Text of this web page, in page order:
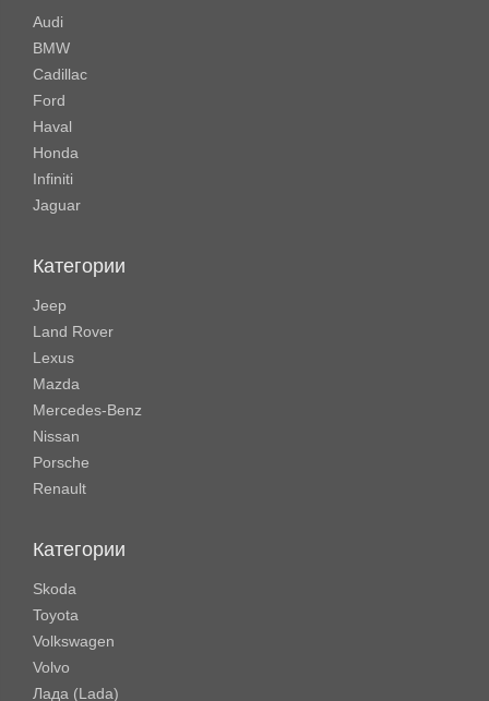
Audi
BMW
Cadillac
Ford
Haval
Honda
Infiniti
Jaguar
Категории
Jeep
Land Rover
Lexus
Mazda
Mercedes-Benz
Nissan
Porsche
Renault
Категории
Skoda
Toyota
Volkswagen
Volvo
Лада (Lada)